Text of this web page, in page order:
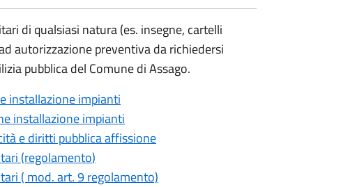
di qualsiasi natura (es. insegne, cartelli
autorizzazione preventiva da richiedersi
pubblica del Comune di Assago.
installazione impianti
installazione impianti
e diritti pubblica affissione
(regolamento)
( mod. art. 9 regolamento)